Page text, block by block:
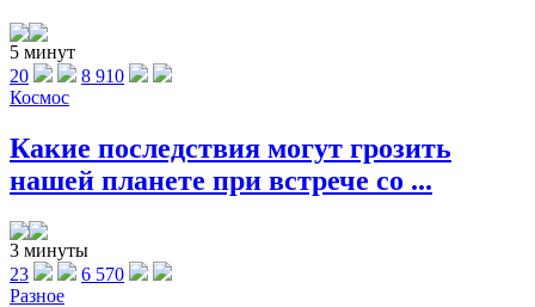
5 минут
20
8 910
Космос
Какие последствия могут грозить
нашей планете при встрече со ...
3 минуты
23
6 570
Разное